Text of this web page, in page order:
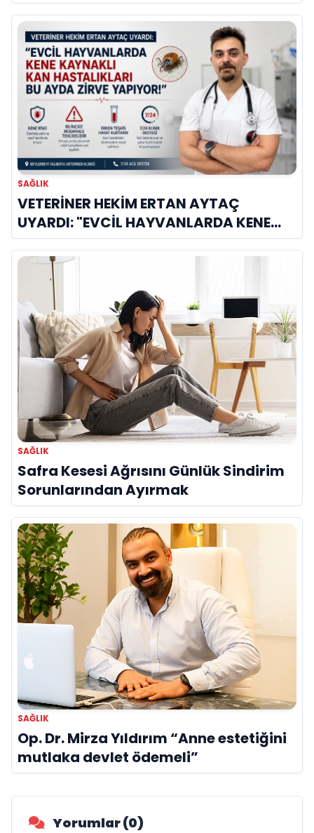
Biri
SAĞLIK
VETERİNER HEKİM ERTAN AYTAÇ
UYARDI: "EVCİL HAYVANLARDA KENE
KAYNAKLI KAN HASTALIKLARI BU AYDA
ZİRVE YAPIYOR!"
SAĞLIK
Safra Kesesi Ağrısını Günlük Sindirim
Sorunlarından Ayırmak
SAĞLIK
Op. Dr. Mirza Yıldırım “Anne estetiğini
mutlaka devlet ödemeli”
Yorumlar (0)